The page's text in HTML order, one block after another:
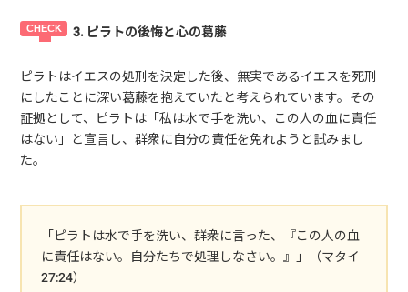
3. ピラトの後悔と心の葛藤
ピラトはイエスの処刑を決定した後、無実であるイエスを死刑
にしたことに深い葛藤を抱えていたと考えられています。その
証拠として、ピラトは「私は水で手を洗い、この人の血に責任
はない」と宣言し、群衆に自分の責任を免れようと試みまし
た。
「ピラトは水で手を洗い、群衆に言った、『この人の血
に責任はない。自分たちで処理しなさい。』」（マタイ
27:24）